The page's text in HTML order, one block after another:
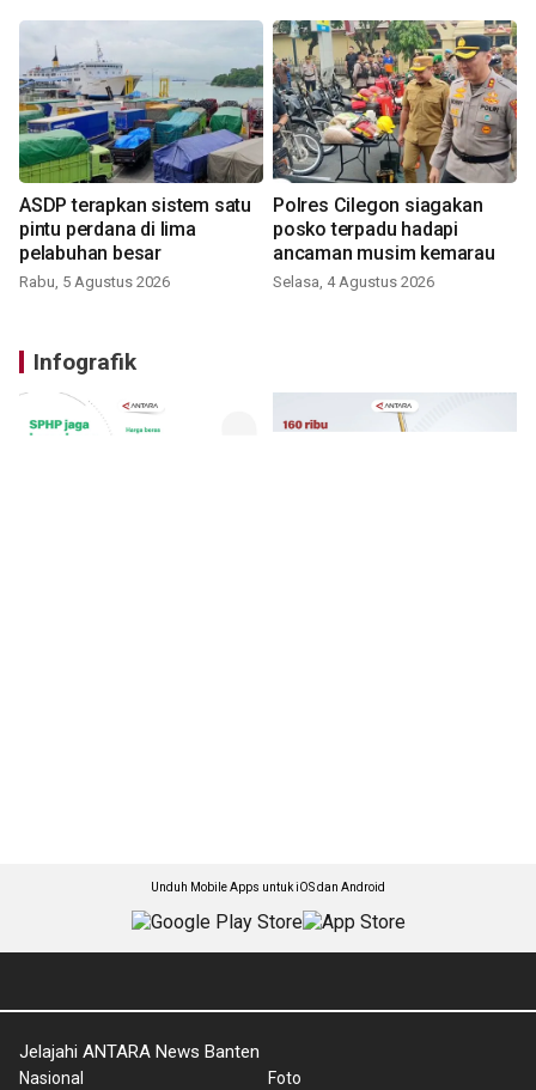
ASDP terapkan sistem satu
pintu perdana di lima
pelabuhan besar
Rabu, 5 Agustus 2026
Polres Cilegon siagakan
posko terpadu hadapi
ancaman musim kemarau
Selasa, 4 Agustus 2026
Infografik
Unduh Mobile Apps untuk iOS dan Android
Jelajahi ANTARA News Banten
Nasional Foto